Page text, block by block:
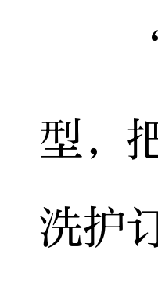
“有
型，
洗护